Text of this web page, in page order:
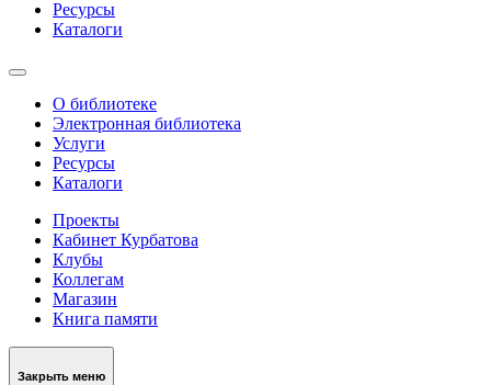
Ресурсы
Каталоги
О библиотеке
Электронная библиотека
Услуги
Ресурсы
Каталоги
Проекты
Кабинет Курбатова
Клубы
Коллегам
Магазин
Книга памяти
Закрыть меню